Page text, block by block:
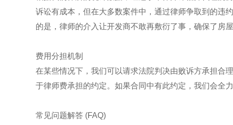
诉讼有成本，但在大多数案件中，通过律师争取到的违
的是，律师的介入让开发商不敢再敷衍了事，确保了房
费用分担机制
在某些情况下，我们可以请求法院判决由败诉方承担合
于律师费承担的约定。如果合同中有此约定，我们会全
常见问题解答 (FAQ)